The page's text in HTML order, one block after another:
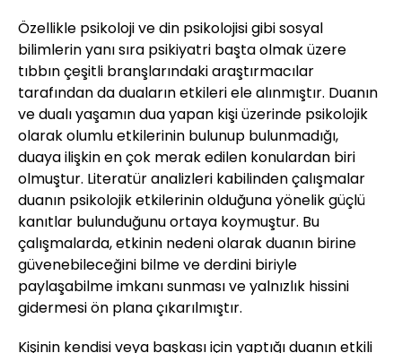
Özellikle psikoloji ve din psikolojisi gibi sosyal
bilimlerin yanı sıra psikiyatri başta olmak üzere
tıbbın çeşitli branşlarındaki araştırmacılar
tarafından da duaların etkileri ele alınmıştır. Duanın
ve dualı yaşamın dua yapan kişi üzerinde psikolojik
olarak olumlu etkilerinin bulunup bulunmadığı,
duaya ilişkin en çok merak edilen konulardan biri
olmuştur. Literatür analizleri kabilinden çalışmalar
duanın psikolojik etkilerinin olduğuna yönelik güçlü
kanıtlar bulunduğunu ortaya koymuştur. Bu
çalışmalarda, etkinin nedeni olarak duanın birine
güvenebileceğini bilme ve derdini biriyle
paylaşabilme imkanı sunması ve yalnızlık hissini
gidermesi ön plana çıkarılmıştır.
Kişinin kendisi veya başkası için yaptığı duanın etkili